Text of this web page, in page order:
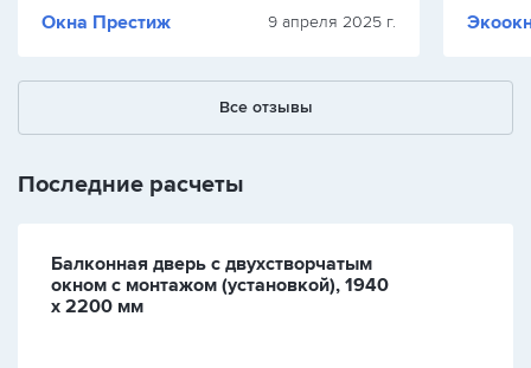
Окна Престиж 9 апреля 2025 г.
Все отзывы
Последние расчеты
Балконная дверь с двухстворчатым
окном с монтажом (установкой), 1940
х 2200 мм